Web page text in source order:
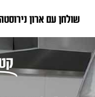
שולחן עם ארון